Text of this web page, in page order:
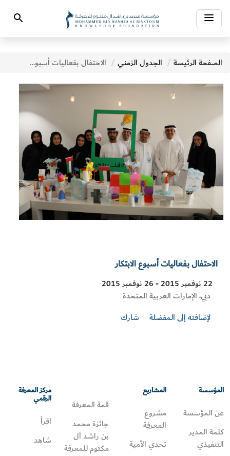
Toggle
navigation
Search
الصفحة الرئيسة الجدول الزمني الاحتفال بفعاليات أسبوع الابتكار
الاحتفال بفعاليات أسبوع الابتكار
22 نوفمبر 2015 - 26 نوفمبر 2015
Visit
دبي، الإمارات العربية المتحدة
لإضافته إلى المفضلة
شارك
المؤسسة
عن المؤسسة
كلمة المدير
التنفيذي
المشاريع
مشروع
المعرفة
تحدي الأمية
قمة المعرفة
جائزة محمد
بن راشد آل
مكتوم للمعرفة
مركز المعرفة
الرقمي
اقرأ
شاهد